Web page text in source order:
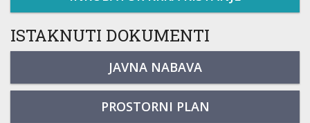
ISTAKNUTI DOKUMENTI
JAVNA NABAVA
PROSTORNI PLAN